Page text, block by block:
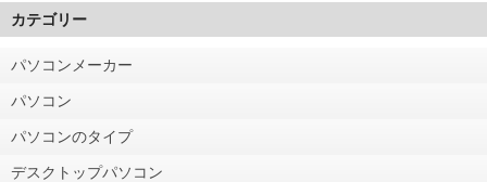
カテゴリー
パソコンメーカー
パソコン
パソコンのタイプ
デスクトップパソコン